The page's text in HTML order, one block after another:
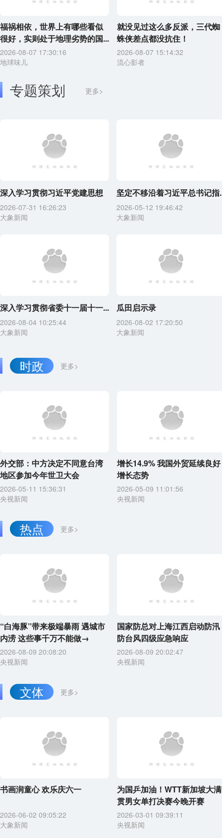
福祸相依，世界上有哪些看似
很好，实则处于地理劣势的国...
2026-08-07 17:30:16
地球味儿
就没见过这么多反派，三代蜘
蛛侠差点都没抗住！
2026-08-07 15:14:32
流心影者
专题策划 更多>
深入学习贯彻习近平党建思想
2026-07-31 16:26:23
大象新闻
坚定不移沿着习近平总书记指
2026-05-12 19:46:42
大象新闻
深入学习贯彻省委十一届十一...
2026-08-04 10:25:44
大象新闻
瓜田启示录
2026-08-02 17:20:50
大象新闻
更多>
时政
外交部：中方决定不同意台湾
地区参加今年世卫大会
2026-05-11 15:36:31
央视新闻
增长14.9% 我国外贸延续良好
增长态势
2026-05-09 11:01:56
央视新闻
更多>
热点
“白海豚”带来极端暴雨 遇城市
内涝 这些事千万不能做→
2026-08-09 20:08:20
央视新闻
国家防总对上海江西启动防汛
防台风四级应急响应
2026-08-09 20:02:47
央视新闻
更多>
文体
书画润童心 欢乐庆六一
2026-06-02 09:05:22
大象新闻
为国乒加油！WTT新加坡大满
贯男女单打决赛今晚开赛
2026-03-01 09:39:11
央视新闻